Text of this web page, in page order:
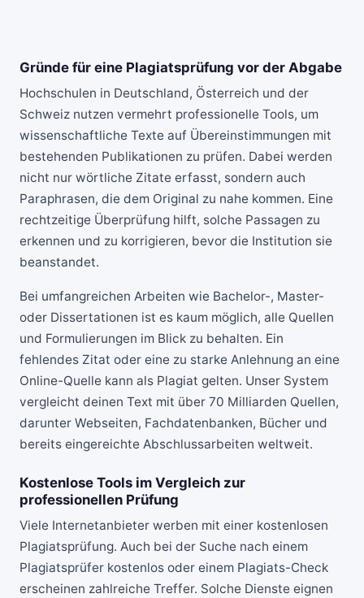
Gründe für eine Plagiatsprüfung vor der Abgabe
Hochschulen in Deutschland, Österreich und der
Schweiz nutzen vermehrt professionelle Tools, um
wissenschaftliche Texte auf Übereinstimmungen mit
bestehenden Publikationen zu prüfen. Dabei werden
nicht nur wörtliche Zitate erfasst, sondern auch
Paraphrasen, die dem Original zu nahe kommen. Eine
rechtzeitige Überprüfung hilft, solche Passagen zu
erkennen und zu korrigieren, bevor die Institution sie
beanstandet.
Bei umfangreichen Arbeiten wie Bachelor-, Master-
oder Dissertationen ist es kaum möglich, alle Quellen
und Formulierungen im Blick zu behalten. Ein
fehlendes Zitat oder eine zu starke Anlehnung an eine
Online-Quelle kann als Plagiat gelten. Unser System
vergleicht deinen Text mit über 70 Milliarden Quellen,
darunter Webseiten, Fachdatenbanken, Bücher und
bereits eingereichte Abschlussarbeiten weltweit.
Kostenlose Tools im Vergleich zur
professionellen Prüfung
Viele Internetanbieter werben mit einer kostenlosen
Plagiatsprüfung. Auch bei der Suche nach einem
Plagiatsprüfer kostenlos oder einem Plagiats-Check
erscheinen zahlreiche Treffer. Solche Dienste eignen